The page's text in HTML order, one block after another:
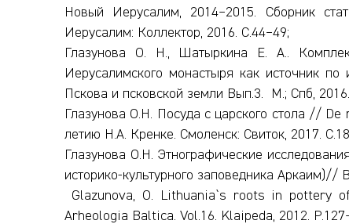
Новый Иерусалим, 2014–2015. Сборник
Иерусалим: Коллектор, 2016. С.44–49;
Глазунова О. Н., Шатыркина Е. А..
Иерусалимского монастыря как источник
Пскова и псковской земли Вып.3. М.; Спб,
Глазунова О.Н. Посуда с царского стола // De
летию Н.А. Кренке. Смоленск: Свиток, 2017.
Глазунова О.Н. Этнографические
историко-культурного заповедника
Glazunova, О. Lithuania`s roots in pottery
Arheologia Baltica. Vol.16. Klaipeda, 2012.